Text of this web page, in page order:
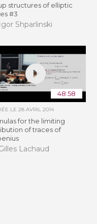
structures of elliptic
#3
Shparlinski
48:58
LE 28 AVRIL 2014
for the limiting
of traces of
Lachaud